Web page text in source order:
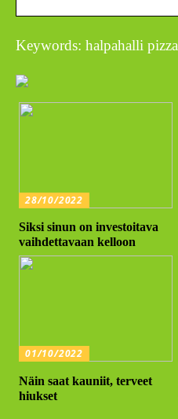
Keywords: halpahalli pizza
28/10/2022
Siksi sinun on investoitava
vaihdettavaan kelloon
01/10/2022
Näin saat kauniit, terveet
hiukset